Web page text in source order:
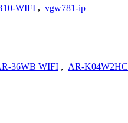
WIFI , vgw781-ip
36WB WIFI , AR-K04W2HC